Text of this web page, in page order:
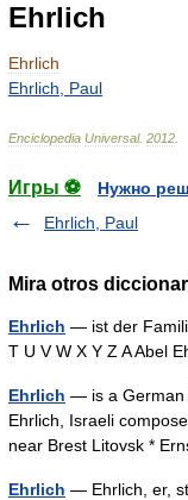
Ehrlich
Ehrlich
Ehrlich
Paul
Enciclopedia Universal. 2012
Игры ⚽
Нужно
Ehrlich, Paul
Mira otros
Ehrlich — ist der
T U V W X Y Z A Abel
Ehrlich — is a German
Ehrlich, Israeli
near Brest Litovsk *
Ehrlich — Ehrlich, er,